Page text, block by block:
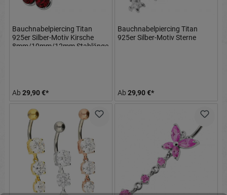
Bauchnabelpiercing Titan
925er Silber-Motiv Kirsche
8mm/10mm/12mm Stablänge
Ab 29,90 €*
Bauchnabelpiercing Titan
925er Silber-Motiv Sterne
Ab 29,90 €*